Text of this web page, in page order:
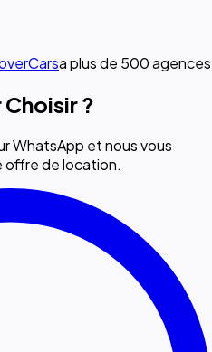
a plus de 500 agences
?
WhatsApp et nous vous
offre de location.